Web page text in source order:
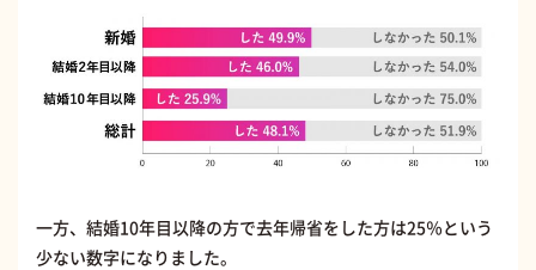
一方、結婚10年目以降の方で去年帰省をした方は25％という
少ない数字になりました。